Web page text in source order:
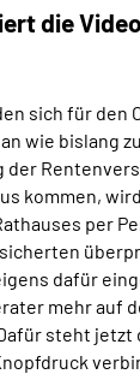
die
sich für den
wie bislang
der
kommen,
per
dafür
mehr auf
steht jetzt